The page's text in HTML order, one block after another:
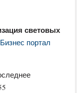
световых
Бизнес портал